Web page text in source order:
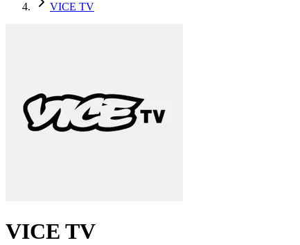
VICE TV
VICE TV